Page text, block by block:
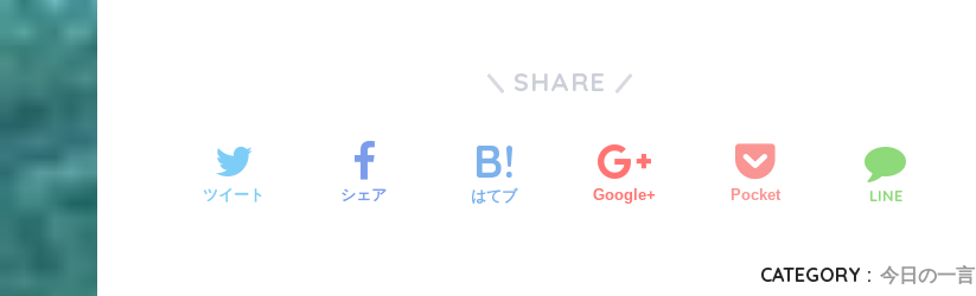
SHARE
ツイート シェア はてブ Google+ Pocket LINE
CATEGORY : 今日の一言